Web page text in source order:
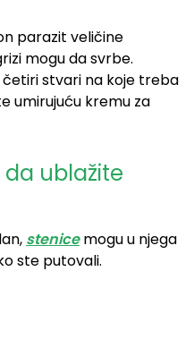
parazit veličine
mogu da svrbe.
četiri stvari na koje treba
umirujuću kremu za
da ublažite
stenicemogu u njega
ste putovali.